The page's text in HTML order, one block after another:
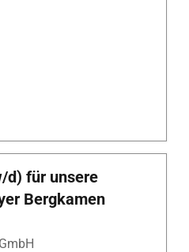
d) für unsere
Bergkamen